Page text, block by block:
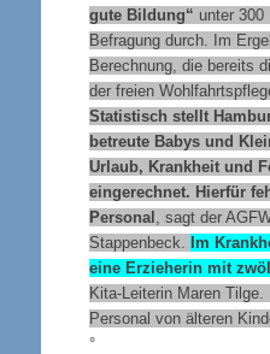
gute Bildung“ unter 300
Befragung durch. Im
Berechnung, die bereits
der freien
Statistisch stellt
betreute Babys und
Urlaub, Krankheit und
eingerechnet. Hierfür
Personal , sagt der
Stappenbeck. Im
eine Erzieherin mit
Kita-Leiterin Maren
Personal von älteren
°